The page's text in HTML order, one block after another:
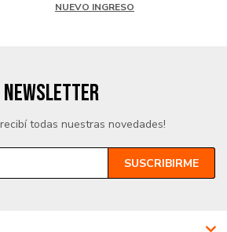
NUEVO INGRESO
NEWSLETTER
todas nuestras novedades!
SUSCRIBIRME